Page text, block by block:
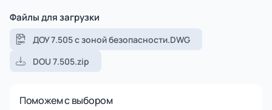
Файлы для загрузки
ДОУ 7.505 с зоной безопасности.DWG
DOU 7.505.zip
Поможем с выбором